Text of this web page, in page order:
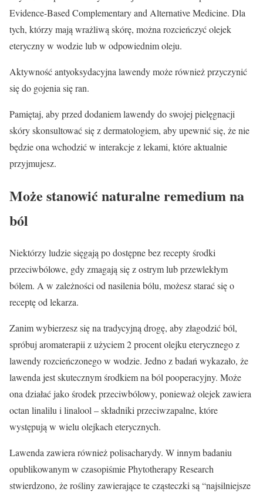
Evidence-Based Complementary and Alternative Medicine. Dla
tych, którzy mają wrażliwą skórę, można rozcieńczyć olejek
eteryczny w wodzie lub w odpowiednim oleju.
Aktywność antyoksydacyjna lawendy może również przyczynić
się do gojenia się ran.
Pamiętaj, aby przed dodaniem lawendy do swojej pielęgnacji
skóry skonsultować się z dermatologiem, aby upewnić się, że nie
będzie ona wchodzić w interakcje z lekami, które aktualnie
przyjmujesz.
Może stanowić naturalne remedium na
ból
Niektórzy ludzie sięgają po dostępne bez recepty środki
przeciwbólowe, gdy zmagają się z ostrym lub przewlekłym
bólem. A w zależności od nasilenia bólu, możesz starać się o
receptę od lekarza.
Zanim wybierzesz się na tradycyjną drogę, aby złagodzić ból,
spróbuj aromaterapii z użyciem 2 procent olejku eterycznego z
lawendy rozcieńczonego w wodzie. Jedno z badań wykazało, że
lawenda jest skutecznym środkiem na ból pooperacyjny. Może
ona działać jako środek przeciwbólowy, ponieważ olejek zawiera
octan linalilu i linalool – składniki przeciwzapalne, które
występują w wielu olejkach eterycznych.
Lawenda zawiera również polisacharydy. W innym badaniu
opublikowanym w czasopiśmie Phytotherapy Research
stwierdzono, że rośliny zawierające te cząsteczki są “najsilniejsze